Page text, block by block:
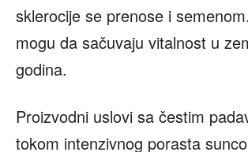
sklerocije se prenose i
mogu da sačuvaju vitalnost u
godina.
Proizvodni uslovi sa čestim
tokom intenzivnog porasta